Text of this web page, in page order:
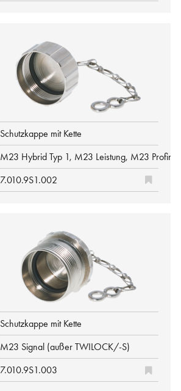
Schutzkappe mit Kette
M23 Hybrid Typ 1, M23 Leistung, M23
7.010.9S1.002
Schutzkappe mit Kette
M23 Signal (außer TWILOCK/-S)
7.010.9S1.003